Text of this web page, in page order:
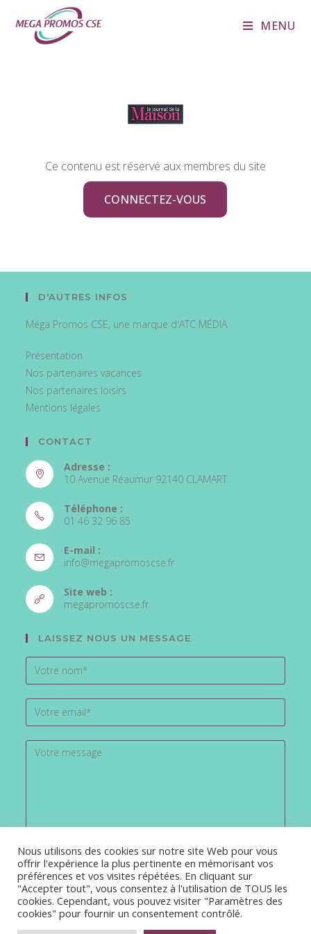
MENU
Ce contenu est réservé aux membres du site
CONNECTEZ-VOUS
D'AUTRES INFOS
Méga Promos CSE, une marque d'ATC MÉDIA
Présentation
Nos partenaires vacances
Nos partenaires loisirs
Mentions légales
CONTACT
Adresse :
10 Avenue Réaumur 92140 CLAMART
Téléphone :
01 46 32 96 85
E-mail :
info@megapromoscse.fr
Site web :
megapromoscse.fr
LAISSEZ NOUS UN MESSAGE
Nous utilisons des cookies sur notre site Web pour vous
offrir l'expérience la plus pertinente en mémorisant vos
préférences et vos visites répétées. En cliquant sur
"Accepter tout", vous consentez à l'utilisation de TOUS les
cookies. Cependant, vous pouvez visiter "Paramètres des
cookies" pour fournir un consentement contrôlé.